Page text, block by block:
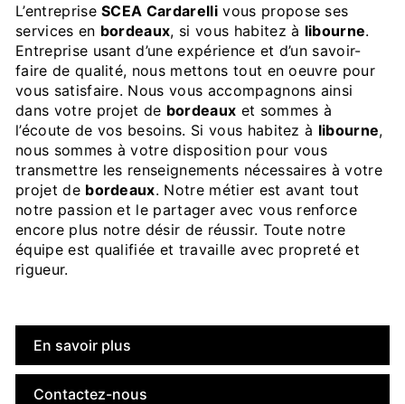
L’entrepriseSCEA Cardarellivous propose ses
services en bordeaux, si vous habitez à libourne.
Entreprise usant d’une expérience et d’un savoir-
faire de qualité, nous mettons tout en oeuvre pour
vous satisfaire. Nous vous accompagnons ainsi
dans votre projet de bordeaux et sommes à
l’écoute de vos besoins. Si vous habitez à libourne,
nous sommes à votre disposition pour vous
transmettre les renseignements nécessaires à votre
projet de bordeaux. Notre métier est avant tout
notre passion et le partager avec vous renforce
encore plus notre désir de réussir. Toute notre
équipe est qualifiée et travaille avec propreté et
rigueur.
En savoir plus
Contactez-nous